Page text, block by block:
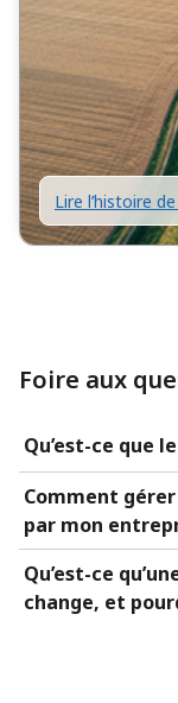
Lire l’histoire
Foire aux
Qu’est-ce que
Comment
par mon
Qu’est-ce
change, et